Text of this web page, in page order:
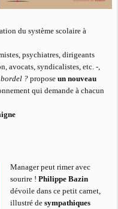
du système scolaire à
psychiatres, dirigeants
avocats, syndicalistes, etc. -,
? proposeun nouveau
qui demande à chacun
Manager peut rimer avec
sourire !Philippe Bazin
dévoile dans ce petit carnet,
illustré desympathiques